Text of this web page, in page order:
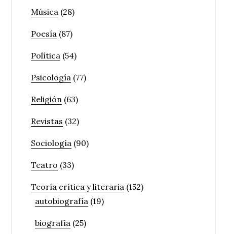
Música (28)
Poesía (87)
Política (54)
Psicología (77)
Religión (63)
Revistas (32)
Sociología (90)
Teatro (33)
Teoría crítica y literaria (152)
autobiografía (19)
biografía (25)